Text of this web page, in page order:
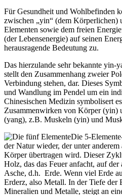
Für Gesundheit und Wohlbefinden
zwischen „yin“ (dem Körperlichen)
Elementen sowie dem freien
(der Lebensenergie) auf seinen
herausragende Bedeutung zu.
Das hierzulande sehr bekannte yin-
stellt den Zusammenhang zweier
Verbindung stehen, dar. Dieses
und Wandlung im Pendel um ein
Chinesischen Medizin symbolisert
Zusammenwirken von Körper (yin)
(yang), z.B. Muskeln (yin) und
Die 5-
der Natur wieder, der unter
Körper übertragen wird. Dieser
Holz, das das Feuer anfacht, auf der
Asche, d.h. Erde. Wenn viel Erde
Erderz, also Metall. In der Tiefe der
Mineralien und Metalle, steigt an